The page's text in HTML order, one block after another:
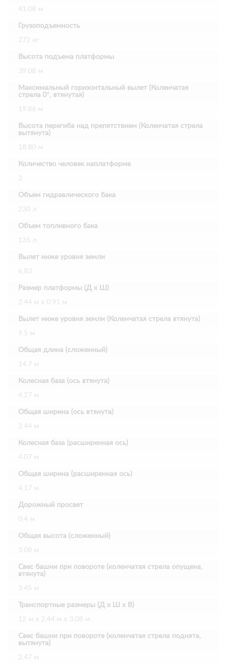
41.08 м
Грузоподъемность
272 кг
Высота подъема платформы
39.08 м
Максимальный горизонтальный вылет (Коленчатая
стрела 0°, втянутая)
19.86 м
Высота перегиба над препятствием (Коленчатая стрела
вытянута)
18.80 м
Количество человек наплатформе
2
Объем гидравлического бака
230 л
Объем топливного бака
135 л
Вылет ниже уровня земли
6.83
Размер платформы (Д х Ш)
2.44 м х 0.91 м
Вылет ниже уровня земли (Коленчатая стрела втянута)
9.5 м
Общая длина (сложенный)
14.7 м
Колесная база (ось втянута)
4.27 м
Общая ширина (ось втянута)
2.44 м
Колесная база (расширенная ось)
4.07 м
Общая ширина (расширенная ось)
4.17 м
Дорожный просвет
0.4 м
Общая высота (сложенный)
3.08 м
Свес башни при повороте (коленчатая стрела опущена,
втянута)
3.45 м
Транспортные размеры (Д х Ш х В)
12 м х 2.44 м x 3.08 м
Свес башни при повороте (коленчатая стрела поднята,
вытянута)
2.47 м